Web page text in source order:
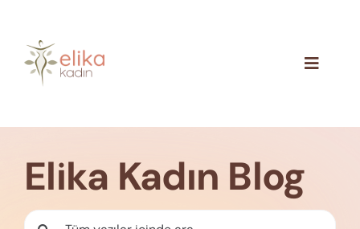
content
Toggle
İletişim
Elika Kadın Blog
Ara: